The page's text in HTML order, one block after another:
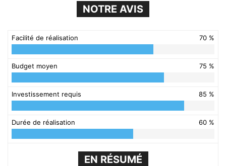
NOTRE AVIS
Facilité de réalisation 70 %
Budget moyen 75 %
Investissement requis 85 %
Durée de réalisation 60 %
EN RÉSUMÉ